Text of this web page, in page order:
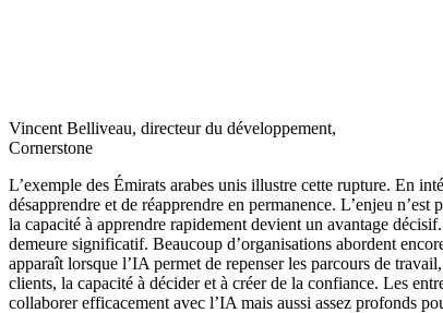
Vincent Belliveau, directeur du développement,
Cornerstone
L’exemple des Émirats arabes unis illustre cette rupture. En
désapprendre et de réapprendre en permanence. L’enjeu n’est
la capacité à apprendre rapidement devient un avantage
demeure significatif. Beaucoup d’organisations abordent
apparaît lorsque l’IA permet de repenser les parcours de
clients, la capacité à décider et à créer de la confiance. Les
collaborer efficacement avec l’IA mais aussi assez profonds